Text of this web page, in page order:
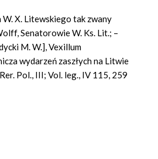
X. Litewskiego tak zwany
Senatorowie W. Ks. Lit.; –
M. W.], Vexillum
wydarzeń zaszłych na Litwie
Pol., III; Vol. leg., IV 115, 259